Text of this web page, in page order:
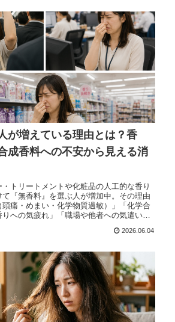
が増えている理由とは？香
成香料への不安から見える消
トリートメントや化粧品の人工的な香り
て『無香料』を選ぶ人が増加中。その理由
痛・めまい・化学物質過敏）」「化学合
への気疲れ」「職場や他者への気遣い」
2026.06.04